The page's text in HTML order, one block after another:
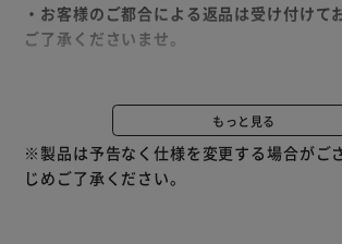
・お客様のご都合による返品は受け付けて
ご了承くださいませ。
5.8L／日、デシカント式。
部屋干しは、もっと快適になる。
すっきり乾きにくい部屋干しも、これ1台で
もっと見る
※製品は予告なく仕様を変更する場合がご
じめご了承ください。